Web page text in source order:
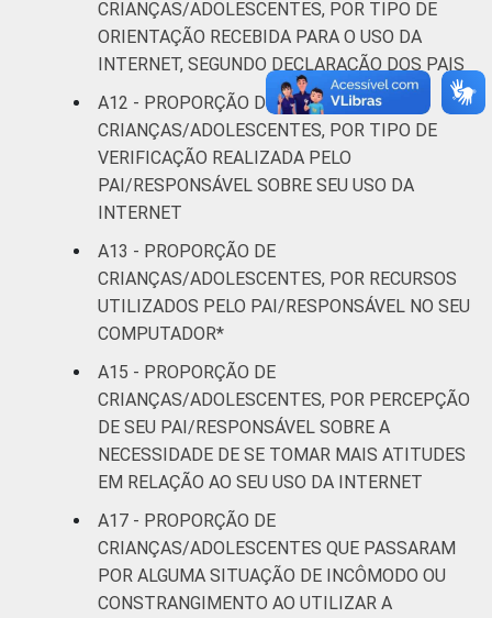
CRIANÇAS/ADOLESCENTES, POR TIPO DE
ORIENTAÇÃO RECEBIDA PARA O USO DA
INTERNET, SEGUNDO DECLARAÇÃO DOS PAIS
A12 - PROPORÇÃO DE
CRIANÇAS/ADOLESCENTES, POR TIPO DE
VERIFICAÇÃO REALIZADA PELO
PAI/RESPONSÁVEL SOBRE SEU USO DA
INTERNET
A13 - PROPORÇÃO DE
CRIANÇAS/ADOLESCENTES, POR RECURSOS
UTILIZADOS PELO PAI/RESPONSÁVEL NO SEU
COMPUTADOR*
A15 - PROPORÇÃO DE
CRIANÇAS/ADOLESCENTES, POR PERCEPÇÃO
DE SEU PAI/RESPONSÁVEL SOBRE A
NECESSIDADE DE SE TOMAR MAIS ATITUDES
EM RELAÇÃO AO SEU USO DA INTERNET
A17 - PROPORÇÃO DE
CRIANÇAS/ADOLESCENTES QUE PASSARAM
POR ALGUMA SITUAÇÃO DE INCÔMODO OU
CONSTRANGIMENTO AO UTILIZAR A